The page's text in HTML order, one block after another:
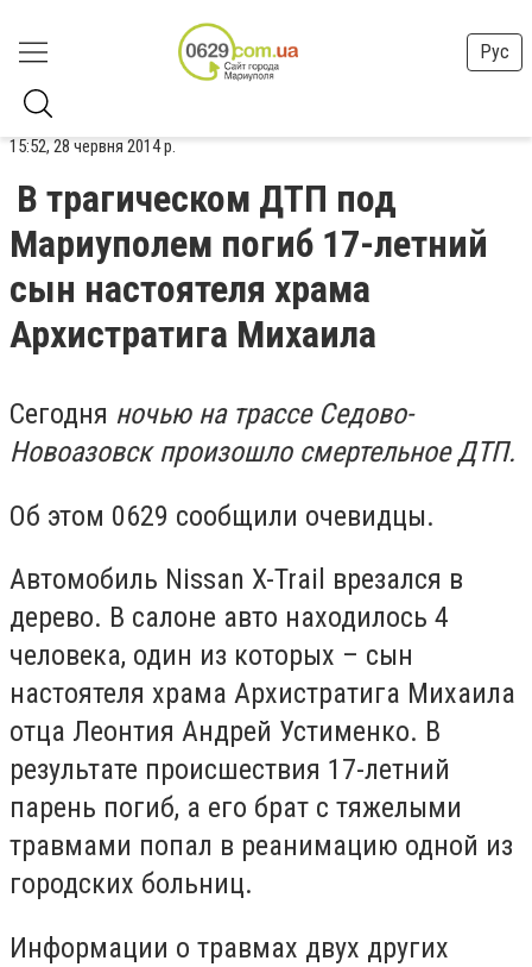
Рус
15:52, 28 червня 2014 р.
В трагическом ДТП под
Мариуполем погиб 17-летний
сын настоятеля храма
Архистратига Михаила
Сегодня ночью на трассе Седово-
Новоазовск произошло смертельное ДТП.
Об этом 0629 сообщили очевидцы.
Автомобиль Nissan X-Trail врезался в
дерево. В салоне авто находилось 4
человека, один из которых – сын
настоятеля храма Архистратига Михаила
отца Леонтия Андрей Устименко. В
результате происшествия 17-летний
парень погиб, а его брат с тяжелыми
травмами попал в реанимацию одной из
городских больниц.
Информации о травмах двух других